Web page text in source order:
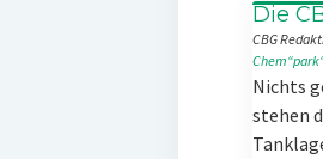
Die
CBG
Nichts
stehen